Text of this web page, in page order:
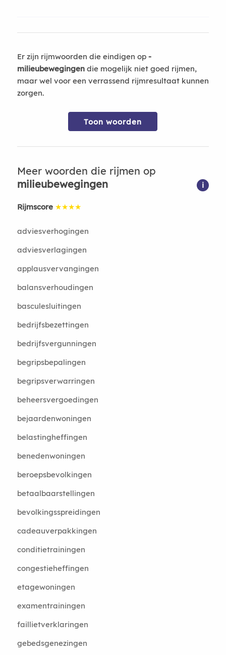
Er zijn rijmwoorden die eindigen op -
milieubewegingendie mogelijk niet goed rijmen,
maar wel voor een verrassend rijmresultaat kunnen
zorgen.
Toon woorden
Meer woorden die rijmen op
milieubewegingen
i
Rijmscore ★★★★
adviesverhogingen
adviesverlagingen
applausvervangingen
balansverhoudingen
basculesluitingen
bedrijfsbezettingen
bedrijfsvergunningen
begripsbepalingen
begripsverwarringen
beheersvergoedingen
bejaardenwoningen
belastingheffingen
benedenwoningen
beroepsbevolkingen
betaalbaarstellingen
bevolkingsspreidingen
cadeauverpakkingen
conditietrainingen
congestieheffingen
etagewoningen
examentrainingen
faillietverklaringen
gebedsgenezingen